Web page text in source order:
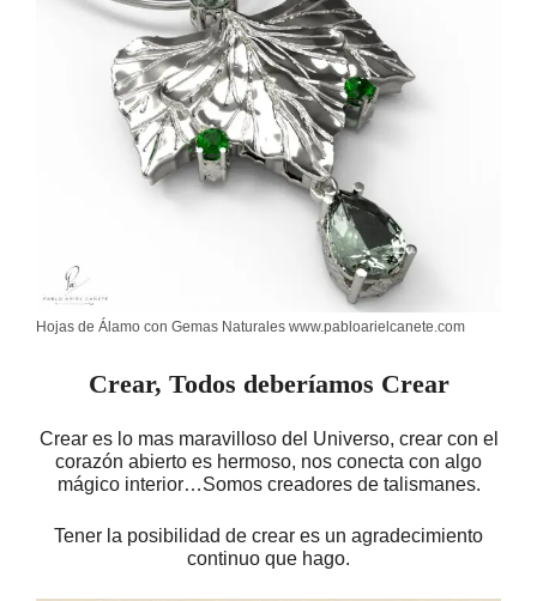
Hojas de Álamo con Gemas Naturales www.pabloarielcanete.com
Crear, Todos deberíamos Crear
Crear es lo mas maravilloso del Universo, crear con el
corazón abierto es hermoso, nos conecta con algo
mágico interior…Somos creadores de talismanes.
Tener la posibilidad de crear es un agradecimiento
continuo que hago.